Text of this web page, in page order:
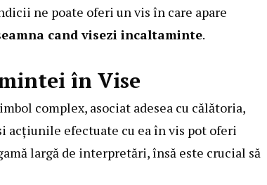
ne poate oferi un vis în care apare
cand visezi incaltaminte.
în Vise
complex, asociat adesea cu călătoria,
acțiunile efectuate cu ea în vis pot oferi
largă de interpretări, însă este crucial să